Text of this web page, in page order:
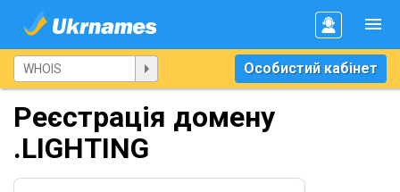
Особистий кабінет
Реєстрація домену
.LIGHTING